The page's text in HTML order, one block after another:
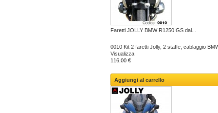
Faretti JOLLY BMW R1250 GS dal...
0010 Kit 2 faretti Jolly, 2 staffe, cablaggio
Visualizza
116,00 €
Aggiungi al carrello